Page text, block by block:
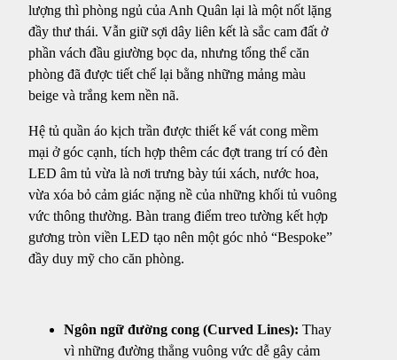
lượng thì phòng ngủ của Anh Quân lại là một nốt lặng
đầy thư thái. Vẫn giữ sợi dây liên kết là sắc cam đất ở
phần vách đầu giường bọc da, nhưng tổng thể căn
phòng đã được tiết chế lại bằng những mảng màu
beige và trắng kem nền nã.
Hệ tủ quần áo kịch trần được thiết kế vát cong mềm
mại ở góc cạnh, tích hợp thêm các đợt trang trí có đèn
LED âm tủ vừa là nơi trưng bày túi xách, nước hoa,
vừa xóa bỏ cảm giác nặng nề của những khối tủ vuông
vức thông thường. Bàn trang điểm treo tường kết hợp
gương tròn viền LED tạo nên một góc nhỏ “Bespoke”
đầy duy mỹ cho căn phòng.
Ngôn ngữ đường cong (Curved Lines): Thay
vì những đường thẳng vuông vức dễ gây cảm